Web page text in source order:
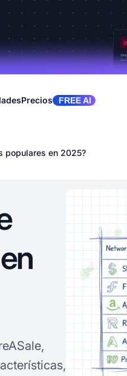
Precios FREE AI
populares en 2025?